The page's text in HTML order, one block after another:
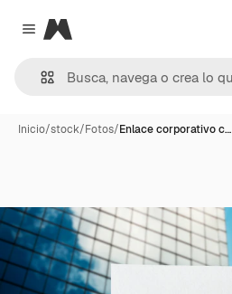
Close menu
Magnific
Inicio/stock/Fotos/Enlace corporativo c…